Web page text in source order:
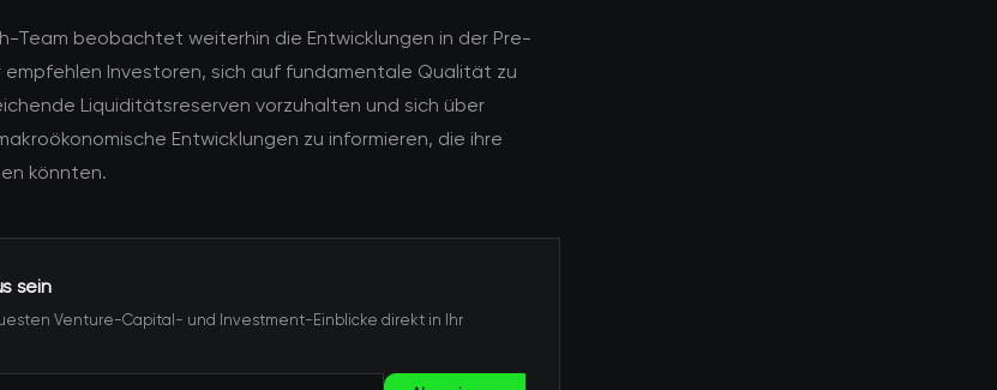
Team beobachtet weiterhin die Entwicklungen in der Pre-
empfehlen Investoren, sich auf fundamentale Qualität zu
Liquiditätsreserven vorzuhalten und sich über
Entwicklungen zu informieren, die ihre
könnten.
sein
Venture-Capital- und Investment-Einblicke direkt in Ihr